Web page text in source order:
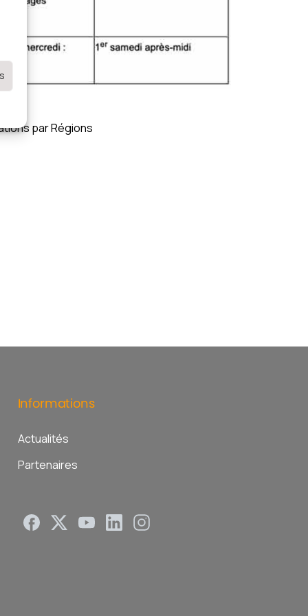
par Régions
Informations
Actualités
Partenaires